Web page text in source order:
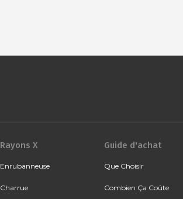
Rayons X
Enrubanneuse
Charrue
Guide d'achat
Que Choisir
Combien Ça Coûte